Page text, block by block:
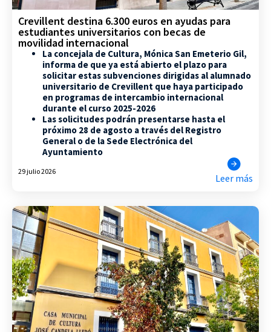
Crevillent destina 6.300 euros en ayudas para
estudiantes universitarios con becas de
movilidad internacional
La concejala de Cultura, Mónica San Emeterio Gil,
informa de que ya está abierto el plazo para
solicitar estas subvenciones dirigidas al alumnado
universitario de Crevillent que haya participado
en programas de intercambio internacional
durante el curso 2025-2026
Las solicitudes podrán presentarse hasta el
próximo 28 de agosto a través del Registro
General o de la Sede Electrónica del
Ayuntamiento
29 julio 2026
Leer más